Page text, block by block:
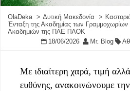
OlaDeka Δυτική Μακεδονία
Ένταξη της Ακαδημίας των Γραμμοχωρίων
Ακαδημιών της ΠΑΕ ΠΑΟΚ
18/06/2026
Mr. Blog
Με ιδιαίτερη χαρά, τιμή
ευθύνης, ανακοινώνουμε